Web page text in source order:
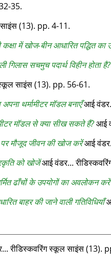
35.
(13). pp. 4-11.
कक्षा में खोज-बीन आधारित पद्धित का
गिलास सचमुच पदार्थ विहीन होता है?
साइंस (13). pp. 56-61.
थर्मामीटर मॉडल बनाएँआई
मॉडल से क्‍या सीख सकते हैं?आई
पर मौजूद जीवन की खोज करेंआई
को खोजेंआई वंडर...
ढाँचों के उपयोगों का अवलोकन करें
बाहर की जाने वाली गतिविधियाँ
रीडिस्‍कवरिंग स्‍कूल साइंस (13).